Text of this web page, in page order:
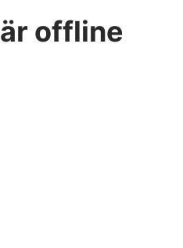
är offline